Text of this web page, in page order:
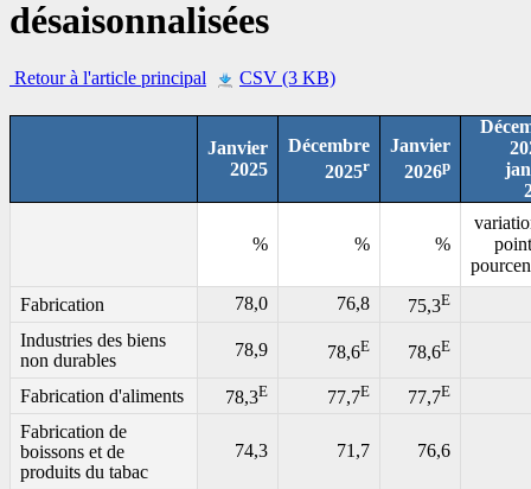
désaisonnalisées
Retour à l'article principal CSV (3 KB)
Janvier
2025
Décembre
2025r
Janvier
2026p
% % %
Fabrication
78,0 76,8 75,3E
Industries des biens
non durables
78,9 78,6E 78,6E
Fabrication d'aliments 78,3E 77,7E 77,7E
Fabrication de
boissons et de
produits du tabac
74,3 71,7 76,6